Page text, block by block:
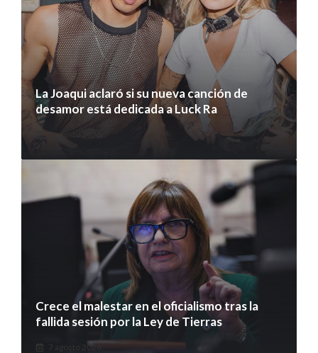
La Joaqui aclaró si su nueva canción de
desamor está dedicada a Luck Ra
7 agosto 2026
Crece el malestar en el oficialismo tras la
fallida sesión por la Ley de Tierras
7 agosto 2026